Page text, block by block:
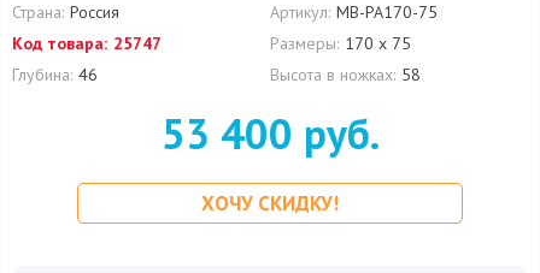
Страна: Россия Артикул: MB-PA170-75
Код товара: 25747 Размеры: 170 х 75
Глубина: 46 Высота в ножках: 58
53 400 руб.
ХОЧУ СКИДКУ!